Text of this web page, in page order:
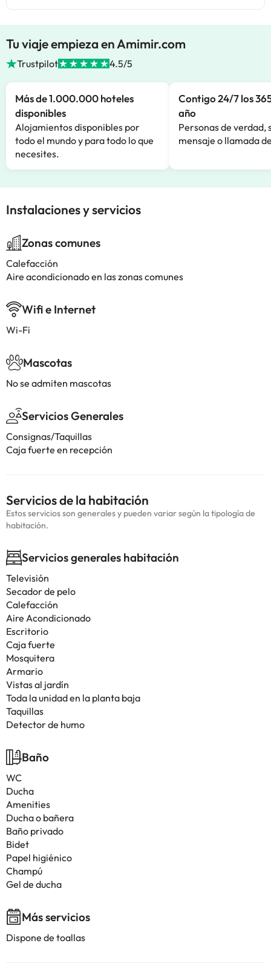
Tu viaje empieza en Amimir.com
Trustpilot 4.5/5
Más de 1.000.000 hoteles
disponibles
Alojamientos disponibles por
todo el mundo y para todo lo que
necesites.
Contigo 24/7 los
año
Personas de verdad,
mensaje o llamada
Instalaciones y servicios
Zonas comunes
Calefacción
Aire acondicionado en las zonas comunes
Wifi e Internet
Wi-Fi
Mascotas
No se admiten mascotas
Servicios Generales
Consignas/Taquillas
Caja fuerte en recepción
Servicios de la habitación
Estos servicios son generales y pueden variar según la tipología de
habitación.
Servicios generales habitación
Televisión
Secador de pelo
Calefacción
Aire Acondicionado
Escritorio
Caja fuerte
Mosquitera
Armario
Vistas al jardín
Toda la unidad en la planta baja
Taquillas
Detector de humo
Baño
WC
Ducha
Amenities
Ducha o bañera
Baño privado
Bidet
Papel higiénico
Champú
Gel de ducha
Más servicios
Dispone de toallas